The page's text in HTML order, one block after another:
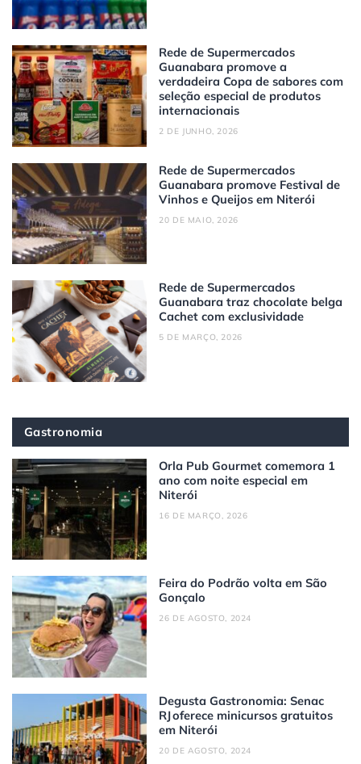
Rede de Supermercados
Guanabara promove a
verdadeira Copa de sabores com
seleção especial de produtos
internacionais
2 DE JUNHO, 2026
Rede de Supermercados
Guanabara promove Festival de
Vinhos e Queijos em Niterói
20 DE MAIO, 2026
Rede de Supermercados
Guanabara traz chocolate belga
Cachet com exclusividade
5 DE MARÇO, 2026
Gastronomia
Orla Pub Gourmet comemora 1
ano com noite especial em
Niterói
16 DE MARÇO, 2026
Feira do Podrão volta em São
Gonçalo
26 DE AGOSTO, 2024
Degusta Gastronomia: Senac
RJ oferece minicursos gratuitos
em Niterói
20 DE AGOSTO, 2024